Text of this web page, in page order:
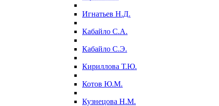
Игнатьев Н.Д.
Кабайло С.А.
Кабайло С.Э.
Кириллова Т.Ю.
Котов Ю.М.
Кузнецова Н.М.